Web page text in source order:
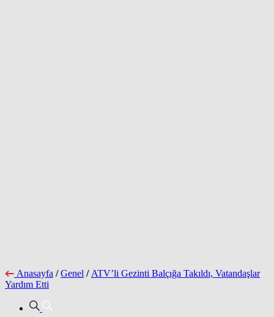
Anasayfa / Genel / ATV’li Gezinti Balçığa Takıldı, Vatandaşlar
Yardım Etti